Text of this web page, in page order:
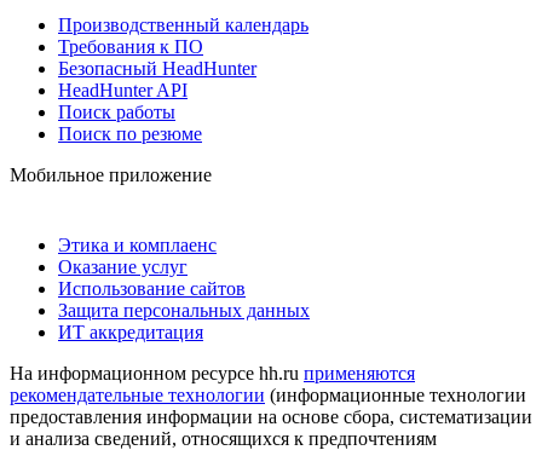
Производственный календарь
Требования к ПО
Безопасный HeadHunter
HeadHunter API
Поиск работы
Поиск по резюме
Мобильное приложение
Этика и комплаенс
Оказание услуг
Использование сайтов
Защита персональных данных
ИТ аккредитация
На информационном ресурсе hh.ru применяются
рекомендательные технологии (информационные технологии
предоставления информации на основе сбора, систематизации
и анализа сведений, относящихся к предпочтениям